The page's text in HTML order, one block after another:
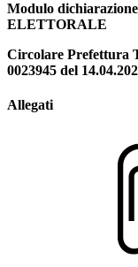
Modulo
ELETTORALE
Circolare Prefettura
0023945 del
Allegati